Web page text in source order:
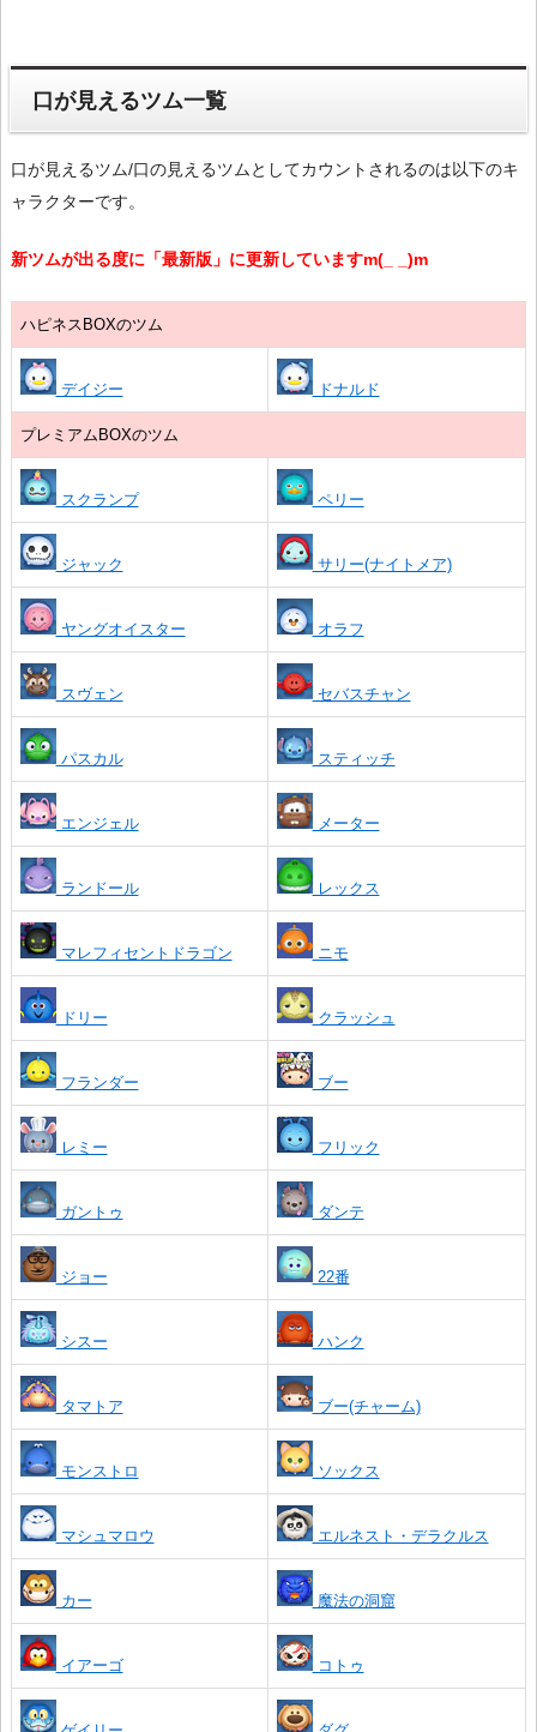
口が見えるツム一覧
口が見えるツム/口の見えるツムとしてカウントされるのは以下のキ
ャラクターです。
新ツムが出る度に「最新版」に更新していますm(_ _)m
ハピネスBOXのツム
デイジー ドナルド
プレミアムBOXのツム
スクランプ ペリー
ジャック サリー(ナイトメア)
ヤングオイスター オラフ
スヴェン セバスチャン
パスカル スティッチ
エンジェル メーター
ランドール レックス
マレフィセントドラゴン ニモ
ドリー クラッシュ
フランダー ブー
レミー フリック
ガントゥ ダンテ
ジョー 22番
シスー ハンク
タマトア ブー(チャーム)
モンストロ ソックス
マシュマロウ エルネスト・デラクルス
カー 魔法の洞窟
イアーゴ コトゥ